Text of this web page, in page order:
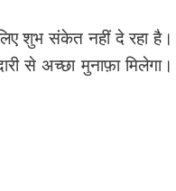
शुभ संकेत नहीं दे रहा है।
से अच्छा मुनाफ़ा मिलेगा।